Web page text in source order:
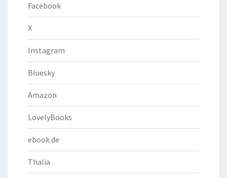
Facebook
X
Instagram
Bluesky
Amazon
LovelyBooks
ebook.de
Thalia